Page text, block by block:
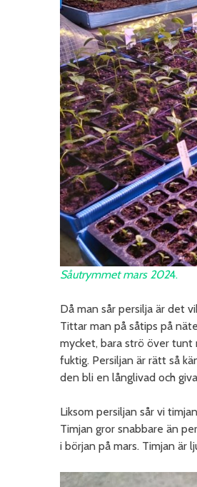
Såutrymmet mars 2024.
Då man sår persilja är det
Tittar man på såtips på
mycket, bara strö över
fuktig. Persiljan är rätt så
den bli en långlivad och
Liksom persiljan sår vi
Timjan gror snabbare än
i början på mars. Timjan är